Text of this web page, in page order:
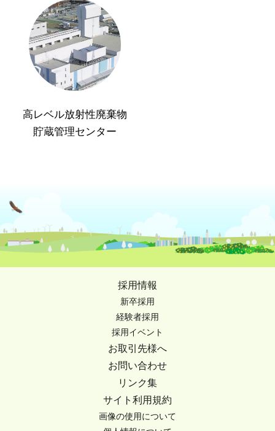
高レベル放射性廃棄物
貯蔵管理センター
採用情報
新卒採用
経験者採用
採用イベント
お取引先様へ
お問い合わせ
リンク集
サイト利用規約
画像の使用について